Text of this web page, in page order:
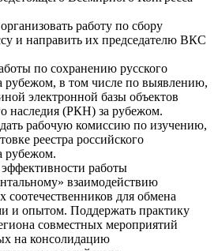
работу по сбору
и направить их председателю ВКС
по сохранению русского
рубежом, в том числе по выявлению,
электронной базы объектов
наследия (РКН) за рубежом.
рабочую комиссию по изучению,
реестра российского
рубежом.
работы
взаимодействию
соотечественников для обмена
и опытом. Поддержать практику
совместных мероприятий
на консолидацию